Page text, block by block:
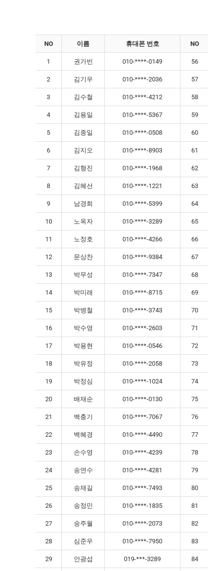
NO 이름 휴대폰 번호 NO
1 권가빈 010-****-0149 56
2 김기우 010-****-2036 57
3 김수철 010-****-4212 58
4 김용일 010-****-5367 59
5 김종일 010-****-0508 60
6 김지오 010-****-8903 61
7 김형진 010-****-1968 62
8 김혜선 010-****-1221 63
9 남경희 010-****-5399 64
10 노옥자 010-****-3289 65
11 노정호 010-****-4266 66
12 문상찬 010-****-9384 67
13 박무성 010-****-7347 68
14 박미래 010-****-8715 69
15 박병철 010-****-3743 70
16 박수영 010-****-2603 71
17 박용현 010-****-0546 72
18 박유정 010-****-2058 73
19 박정심 010-****-1024 74
20 배재순 010-****-0130 75
21 백충기 010-****-7067 76
22 백혜경 010-****-4490 77
23 손수영 010-****-4239 78
24 송연수 010-****-4281 79
25 송재길 010-****-7493 80
26 송정민 010-****-1835 81
27 송주월 010-****-2073 82
28 심준우 010-****-7950 83
29 안광섭 019-***-3289 84